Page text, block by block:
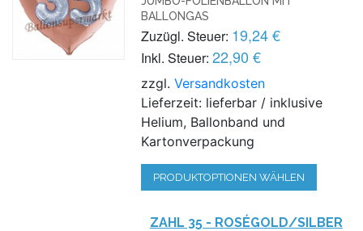
BALLONGAS
Zuzügl. Steuer: 19,24 €
Inkl. Steuer: 22,90 €
zzgl.Versandkosten
Lieferzeit: lieferbar / inklusive
Helium, Ballonband und
Kartonverpackung
PRODUKTOPTIONEN WÄHLEN
ZAHL 35 - ROSÉGOLD/SILBER